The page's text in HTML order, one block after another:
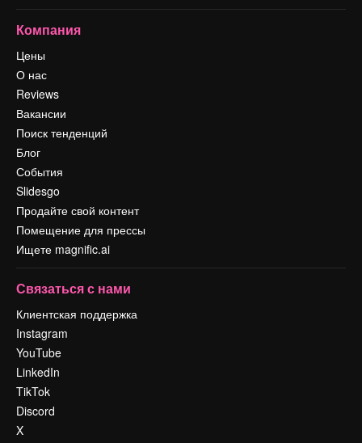
Компания
Цены
О нас
Reviews
Вакансии
Поиск тенденций
Блог
События
Slidesgo
Продайте свой контент
Помещение для прессы
Ищете magnific.ai
Связаться с нами
Клиентская поддержка
Instagram
YouTube
LinkedIn
TikTok
Discord
X